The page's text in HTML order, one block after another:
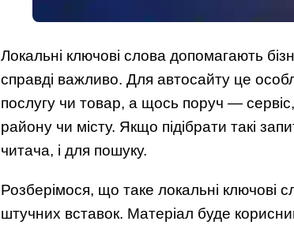
Локальні ключові слова допомагають
справді важливо. Для автосайту це
послугу чи товар, а щось поруч —
району чи місту. Якщо підібрати такі
читача, і для пошуку.
Розберімося, що таке локальні ключові
штучних вставок. Матеріал буде